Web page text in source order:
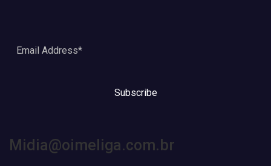
Subscribe
Midia@oimeliga.com.br